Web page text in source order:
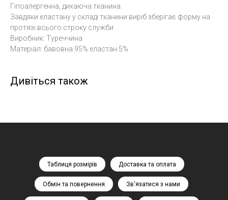
Гіпоалергенна, дихаюча тканина.
Завдяки еластану у складі тканини виріб зберігає форму на
протязі всього строку служби
Виробник: Туреччина
Матеріал: бавовна 95% еластан 5%
Дивіться також
Таблиця розмірів Доставка та оплата
Обмін та повернення Зв'язатися з нами